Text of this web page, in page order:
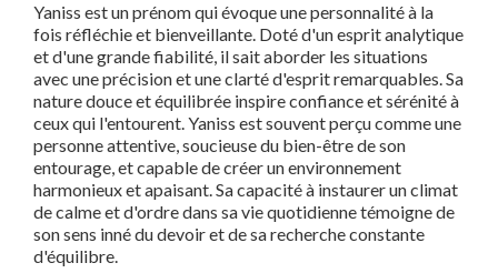
Yaniss est un prénom qui évoque une personnalité à la
fois réfléchie et bienveillante. Doté d'un esprit analytique
et d'une grande fiabilité, il sait aborder les situations
avec une précision et une clarté d'esprit remarquables. Sa
nature douce et équilibrée inspire confiance et sérénité à
ceux qui l'entourent. Yaniss est souvent perçu comme une
personne attentive, soucieuse du bien-être de son
entourage, et capable de créer un environnement
harmonieux et apaisant. Sa capacité à instaurer un climat
de calme et d'ordre dans sa vie quotidienne témoigne de
son sens inné du devoir et de sa recherche constante
d'équilibre.